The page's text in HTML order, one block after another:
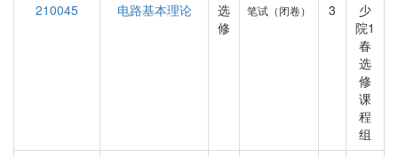
210045
电路基本理论
选
修
笔试（闭卷） 3
少
院1
春
选
修
课
程
组